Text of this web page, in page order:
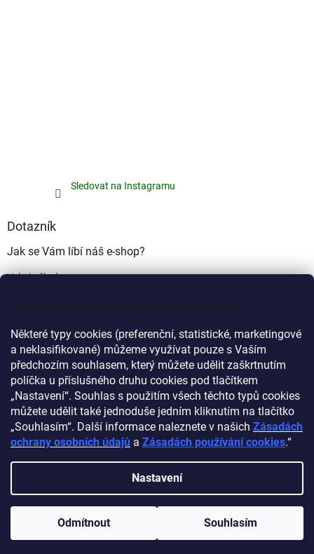
Tato webová stránka používá cookies
Některé typy cookies (preferenční, statistické, marketingové
a neklasifikované) můžeme využívat pouze s Vaším
předchozím souhlasem, který můžete udělit zaškrtnutím
políčka u příslušného druhu cookies pod tlačítkem
„Nastavení“. Souhlas s použitím všech těchto typů cookies
můžete udělit také jednoduše jedním kliknutím na tlačítko
„Souhlasím“. Další informace naleznete v našich Zásadách
ochrany osobních údajů a Zásadách používání cookies.“
Nastavení
Odmítnout Souhlasím
Sledovat na Instagramu
Dotazník
Jak se Vám líbí náš e-shop?
Velmi pěkný
Ujde to
Nelíbí se mi
Počet hlasů:340
Myprovas.cz Obchodnawebu.cz
Vytvořil Shoptet
Copyright 2026Obchodnawebu . Všechna práva vyhrazena.